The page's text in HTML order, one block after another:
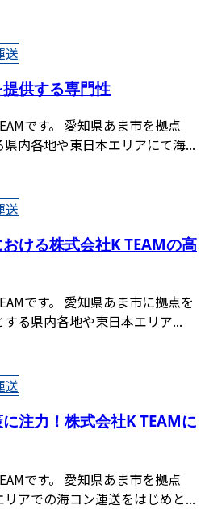
送
供する専門性
です。 愛知県あま市を拠点
内各地や東日本エリアにて海...
送
ける株式会社K TEAMの高
です。 愛知県あま市に拠点を
る県内各地や東日本エリア...
送
注力！株式会社K TEAMに
です。 愛知県あま市を拠点
アでの海コン運送をはじめと...